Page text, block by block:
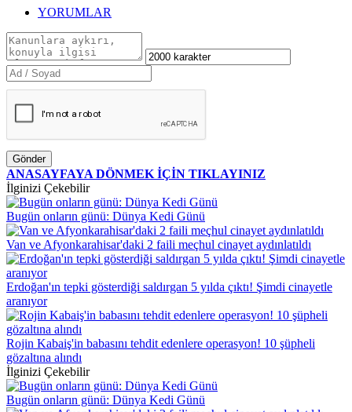
YORUMLAR
Gönder
ANASAYFAYA DÖNMEK İÇİN TIKLAYINIZ
İlginizi Çekebilir
Bugün onların günü: Dünya Kedi Günü
Van ve Afyonkarahisar'daki 2 faili meçhul cinayet aydınlatıldı
Erdoğan'ın tepki gösterdiği saldırgan 5 yılda çıktı! Şimdi cinayetle
aranıyor
Rojin Kabaiş'in babasını tehdit edenlere operasyon! 10 şüpheli
gözaltına alındı
İlginizi Çekebilir
Bugün onların günü: Dünya Kedi Günü